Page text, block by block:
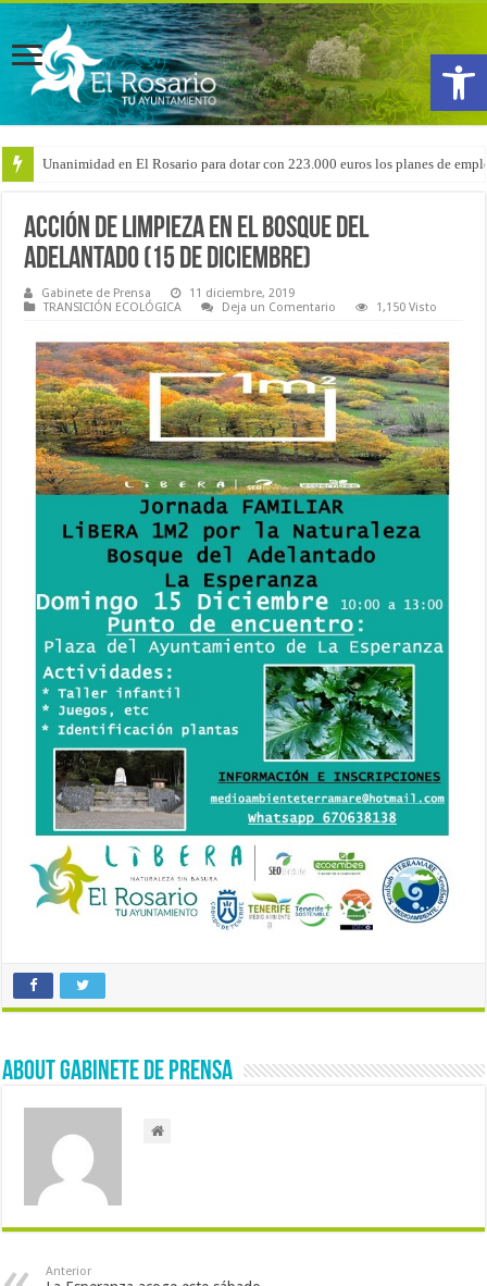
Abrir
Unanimidad en El Rosario para dotar con 223.000 euros los planes de
Arranca la reforma del CEIP San Isidro con las demoliciones para la
Acción de limpieza en el bosque del
Adelantado (15 de diciembre)
Gabinete de Prensa
11 diciembre, 2019
TRANSICIÓN ECOLÓGICA
Deja un Comentario 1,150 Visto
About Gabinete de Prensa
Anterior